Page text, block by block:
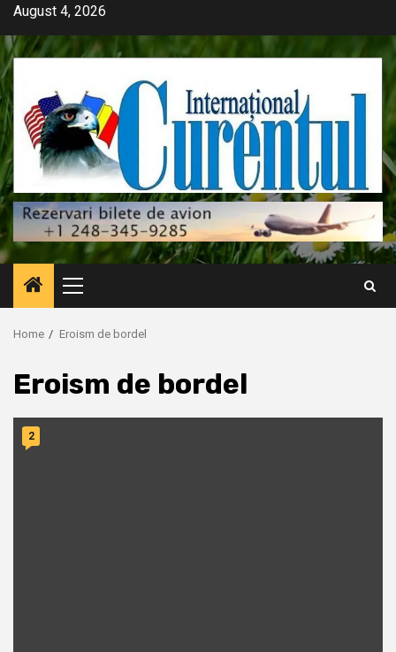
Skip
content
August 4, 2026
Primary
Menu
Home Eroism de bordel
Eroism de bordel
2